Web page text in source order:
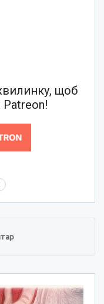
щоб
Patreon!